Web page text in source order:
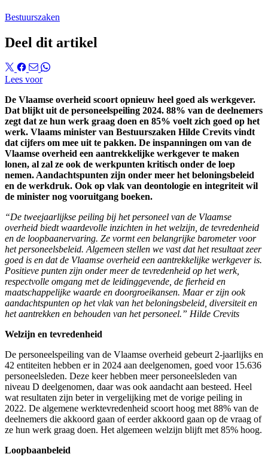
Bestuurszaken
Deel dit artikel
Lees voor
De Vlaamse overheid scoort opnieuw heel goed als werkgever.
Dat blijkt uit de personeelspeiling 2024. 88% van de deelnemers
zegt dat ze hun werk graag doen en 85% voelt zich goed op het
werk. Vlaams minister van Bestuurszaken Hilde Crevits vindt
dat cijfers om mee uit te pakken. De inspanningen om van de
Vlaamse overheid een aantrekkelijke werkgever te maken
lonen, al zal ze ook de werkpunten kritisch onder de loep
nemen. Aandachtspunten zijn onder meer het beloningsbeleid
en de werkdruk. Ook op vlak van deontologie en integriteit wil
de minister nog vooruitgang boeken.
“De tweejaarlijkse peiling bij het personeel van de Vlaamse
overheid biedt waardevolle inzichten in het welzijn, de tevredenheid
en de loopbaanervaring. Ze vormt een belangrijke barometer voor
het personeelsbeleid. Algemeen stellen we vast dat het resultaat zeer
goed is en dat de Vlaamse overheid een aantrekkelijke werkgever is.
Positieve punten zijn onder meer de tevredenheid op het werk,
respectvolle omgang met de leidinggevende, de fierheid en
maatschappelijke waarde en doorgroeikansen. Maar er zijn ook
aandachtspunten op het vlak van het beloningsbeleid, diversiteit en
het aantrekken en behouden van het personeel.” Hilde Crevits
Welzijn en tevredenheid
De personeelspeiling van de Vlaamse overheid gebeurt 2-jaarlijks en
42 entiteiten hebben er in 2024 aan deelgenomen, goed voor 15.636
personeelsleden. Deze keer hebben meer personeelsleden van
niveau D deelgenomen, daar was ook aandacht aan besteed. Heel
wat resultaten zijn beter in vergelijking met de vorige peiling in
2022. De algemene werktevredenheid scoort hoog met 88% van de
deelnemers die akkoord gaan of eerder akkoord gaan op de vraag of
ze hun werk graag doen. Het algemeen welzijn blijft met 85% hoog.
Loopbaanbeleid